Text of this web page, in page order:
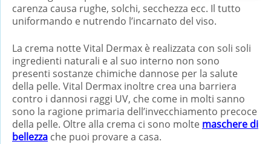
carenza causa rughe, solchi, secchezza ecc. Il tutto
uniformando e nutrendo l’incarnato del viso.
La crema notte Vital Dermax è realizzata con soli soli
ingredienti naturali e al suo interno non sono
presenti sostanze chimiche dannose per la salute
della pelle. Vital Dermax inoltre crea una barriera
contro i dannosi raggi UV, che come in molti sanno
sono la ragione primaria dell’invecchiamento precoce
della pelle. Oltre alla crema ci sono molte maschere di
bellezza che puoi provare a casa.